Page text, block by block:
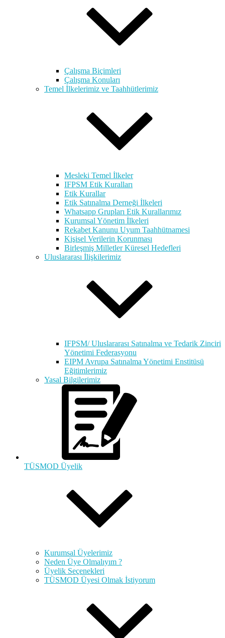
Çalışma Biçimleri
Çalışma Konuları
Temel İlkelerimiz ve Taahhütlerimiz
Mesleki Temel İlkeler
IFPSM Etik Kuralları
Etik Kurallar
Etik Satınalma Derneği İlkeleri
Whatsapp Grupları Etik Kurallarımız
Kurumsal Yönetim İlkeleri
Rekabet Kanunu Uyum Taahhütnamesi
Kişisel Verilerin Korunması
Birleşmiş Milletler Küresel Hedefleri
Uluslararası İlişkilerimiz
IFPSM/ Uluslararası Satınalma ve Tedarik Zinciri
Yönetimi Federasyonu
EIPM Avrupa Satınalma Yönetimi Enstitüsü
Eğitimlerimiz
Yasal Bilgilerimiz
TÜSMOD Üyelik
Kurumsal Üyelerimiz
Neden Üye Olmalıyım ?
Üyelik Seçenekleri
TÜSMOD Üyesi Olmak İstiyorum